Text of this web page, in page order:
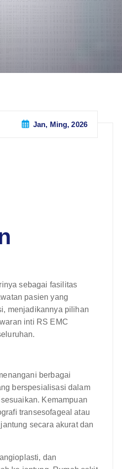
Jan, Ming, 2026
sebagai fasilitas
pasien yang
menjadikannya pilihan
inti RS EMC
berbagai
berspesialisasi dalam
Kemampuan
transesofageal atau
secara akurat dan
dan